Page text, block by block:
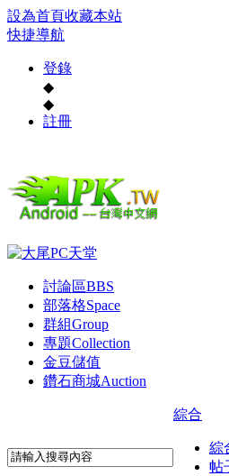
設為首頁收藏本站
快捷導航
登錄
◆
◆
註冊
討論區BBS
部落格Space
群組Group
專題Collection
金豆儲值
鑽石商城Auction
綜合
綜
帖